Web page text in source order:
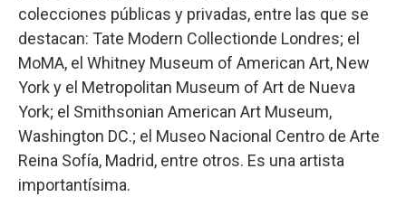
colecciones públicas y privadas, entre las que se
destacan: Tate Modern Collectionde Londres; el
MoMA, el Whitney Museum of American Art, New
York y el Metropolitan Museum of Art de Nueva
York; el Smithsonian American Art Museum,
Washington DC.; el Museo Nacional Centro de Arte
Reina Sofía, Madrid, entre otros. Es una artista
importantísima.